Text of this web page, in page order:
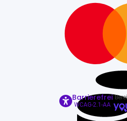
Barrierefrei
WCAG-2.1-AA